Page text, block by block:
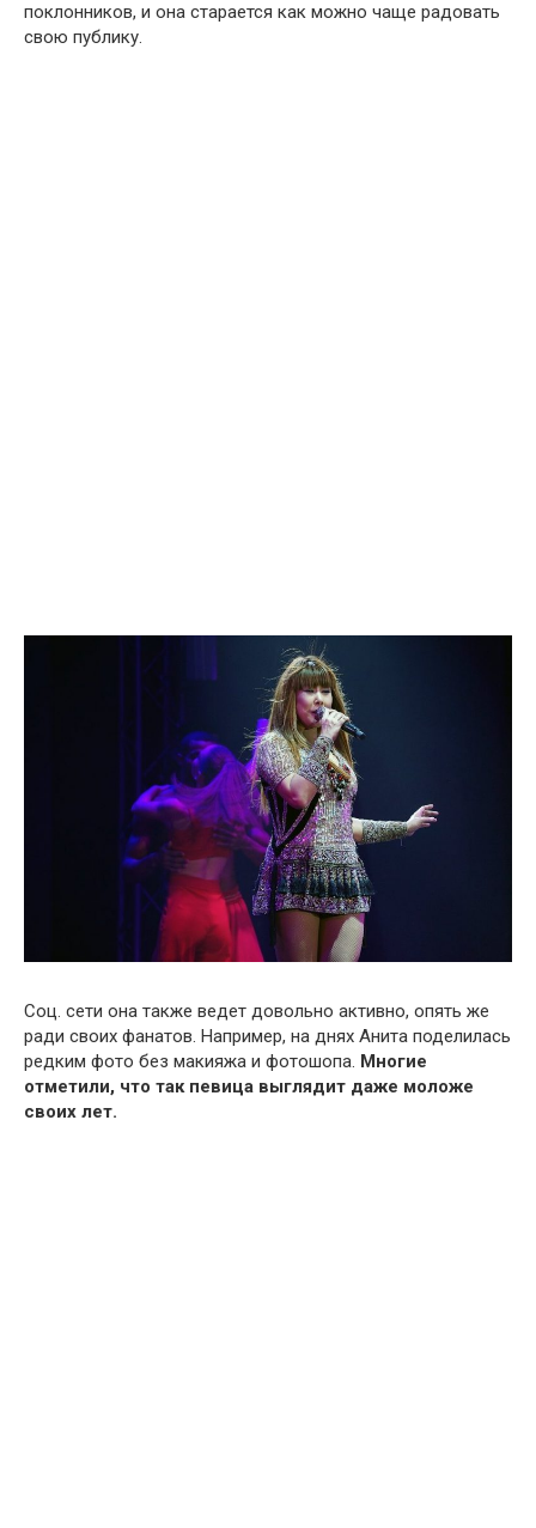
поклонников, и она старается как можно чаще радовать
свою публику.
Соц. сети она также ведет довольно активно, опять же
ради своих фанатов. Например, на днях Анита поделилась
редким фото без макияжа и фотошопа. Многие
отметили, что так певица выглядит даже моложе
своих лет.